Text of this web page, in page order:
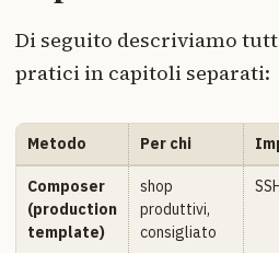
Di seguito descriviamo
pratici in capitoli separati:
Metodo Per chi
Composer
(production
template)
shop
produttivi,
consigliato